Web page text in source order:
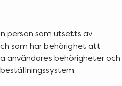
person som utsetts av
som har behörighet att
användares behörigheter och